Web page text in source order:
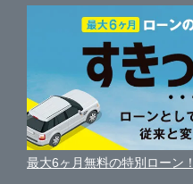
ガリバー16号春日部店
ガリバー16号狭山店
春日部市
羽生市
中古車人気ランキング
自動車ローンを調べる
ガリバーの自動車ローン
車買い替えの基礎知識
車を売る時よくある質問
便利な査定サービス
中古車買取相場（毎月更新
車の個人売買ガイド
新車・中古車カタログ
車の燃費を調べる
車種別クチコミ
車比較サイト
サイトマップ
サイトの使用条件
利用規約
最大6ヶ月無料の特別ローン！